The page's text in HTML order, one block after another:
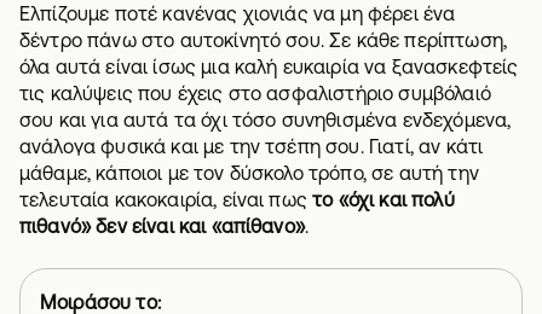
Ελπίζουμε ποτέ κανένας χιονιάς να μη φέρει ένα
δέντρο πάνω στο αυτοκίνητό σου. Σε κάθε περίπτωση,
όλα αυτά είναι ίσως μια καλή ευκαιρία να ξανασκεφτείς
τις καλύψεις που έχεις στο ασφαλιστήριο συμβόλαιό
σου και για αυτά τα όχι τόσο συνηθισμένα ενδεχόμενα,
ανάλογα φυσικά και με την τσέπη σου. Γιατί, αν κάτι
μάθαμε, κάποιοι με τον δύσκολο τρόπο, σε αυτή την
τελευταία κακοκαιρία, είναι πωςτο «όχι και πολύ
πιθανό» δεν είναι και «απίθανο».
Μοιράσου το: